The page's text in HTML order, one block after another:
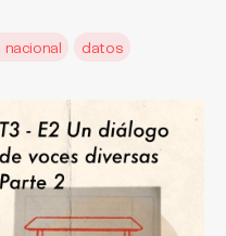
datos